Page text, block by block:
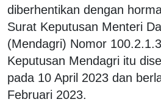
diberhentikan dengan
Surat Keputusan Menteri
(Mendagri) Nomor
Keputusan Mendagri itu
pada 10 April 2023 dan
Februari 2023.